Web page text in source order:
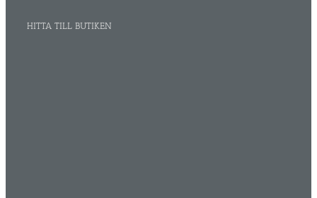
HITTA TILL BUTIKEN